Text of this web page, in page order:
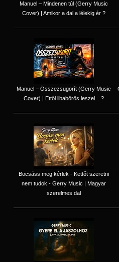
Manuel – Mindenen túl (Gerry Music
Cover) | Amikor a dal a lélekig ér ?
Manuel – Összezsugorít (Gerry Music
Cover) | Ettől libabőrös leszel... ?
Bocsáss meg kérlek - Kettőt szeretni
nem tudok - Gerry Music | Magyar
szerelmes dal